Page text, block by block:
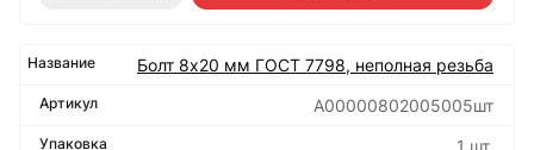
Болт 8х20 мм ГОСТ 7798, неполная резьба
А00000802005005шт
1 шт.